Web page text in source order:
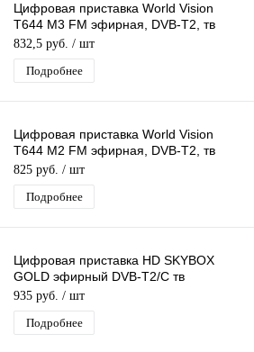
Цифровая приставка World Vision
T644 M3 FM эфирная, DVB-T2, тв
бесплатно, тюнер, ресивер, приемник
832,5 руб. / шт
Подробнее
Цифровая приставка World Vision
T644 M2 FM эфирная, DVB-T2, тв
бесплатно, тюнер, ресивер, приемник
825 руб. / шт
Подробнее
Цифровая приставка HD SKYBOX
GOLD эфирный DVB-T2/C тв
приставка бесплатное тв тюнер
медиаплеер
935 руб. / шт
Подробнее